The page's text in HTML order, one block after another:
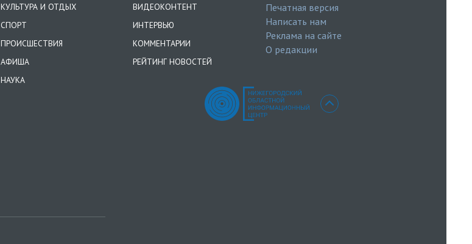
КУЛЬТУРА И ОТДЫХ
СПОРТ
ПРОИСШЕСТВИЯ
АФИША
НАУКА
ВИДЕОКОНТЕНТ
ИНТЕРВЬЮ
КОММЕНТАРИИ
РЕЙТИНГ НОВОСТЕЙ
Печатная версия
Написать нам
Реклама на сайте
О редакции